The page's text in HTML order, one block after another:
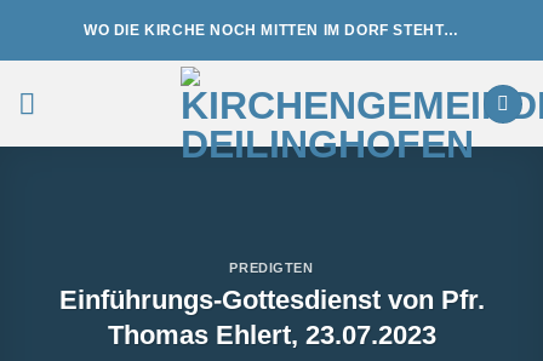
WO DIE KIRCHE NOCH MITTEN IM DORF STEHT…
PREDIGTEN
Einführungs-Gottesdienst von Pfr.
Thomas Ehlert, 23.07.2023